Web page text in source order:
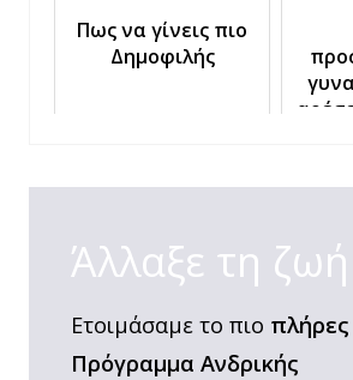
Πως να γίνεις πιο
Δημοφιλής
Άλλαξε τη
Ετοιμάσαμε το πιο πλήρες
Πρόγραμμα Ανδρικής